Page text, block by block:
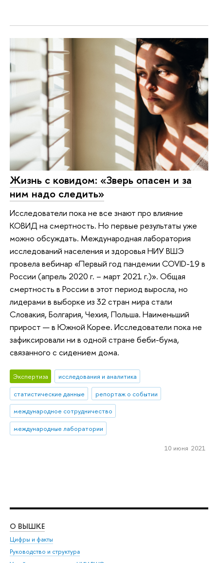
Жизнь с ковидом: «Зверь опасен и за
ним надо следить»
Исследователи пока не все знают про влияние
КОВИД на смертность. Но первые результаты уже
можно обсуждать. Международная лаборатория
исследований населения и здоровья НИУ ВШЭ
провела вебинар «Первый год пандемии COVID-19 в
России (апрель 2020 г. – март 2021 г.)». Общая
смертность в России в этот период выросла, но
лидерами в выборке из 32 стран мира стали
Словакия, Болгария, Чехия, Польша. Наименьший
прирост — в Южной Корее. Исследователи пока не
зафиксировали ни в одной стране беби-бума,
связанного с сидением дома.
Экспертиза
исследования и аналитика
статистические данные
репортаж о событии
международное сотрудничество
международные лаборатории
10 июня 2021
О ВЫШКЕ
Цифры и факты
Руководство и структура